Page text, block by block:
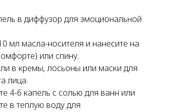
в диффузор для эмоциональной
мл масла-носителя и нанесите на
или спину.
в кремы, лосьоны или маски для
лица.
4-6 капель с солью для ванн или
в теплую воду для